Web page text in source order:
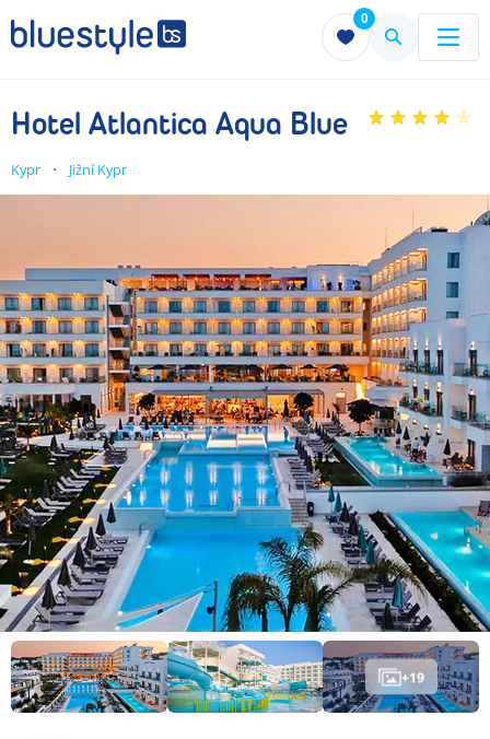
0
Menu Menu
Hotel Atlantica Aqua Blue
Kypr Jižní Kypr
+19